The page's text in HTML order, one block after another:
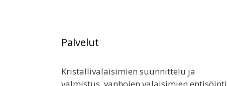
Palvelut
Kristallivalaisimien suunnittelu ja